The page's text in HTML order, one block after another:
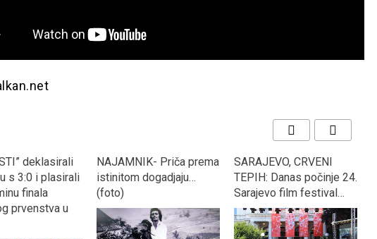
deklasirali
s 3:0 i plasirali
finala
prvenstva u
NAJAMNIK- Priča prema
istinitom dogadjaju…
(foto)
SARAJEVO, CRVENI
TEPIH: Danas počinje 24.
Sarajevo film festival…